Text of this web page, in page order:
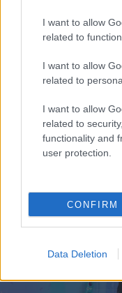
I want to allow
related to
I want to allow
related to
I want to allow
related to
functionality and
user protection.
CONFIRM
Data Deletion